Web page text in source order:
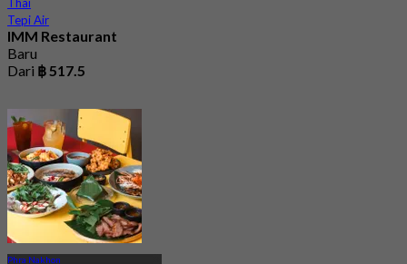
Tepi Air
IMM Restaurant
Baru
Dari ฿ 517.5
Phra Nakhon